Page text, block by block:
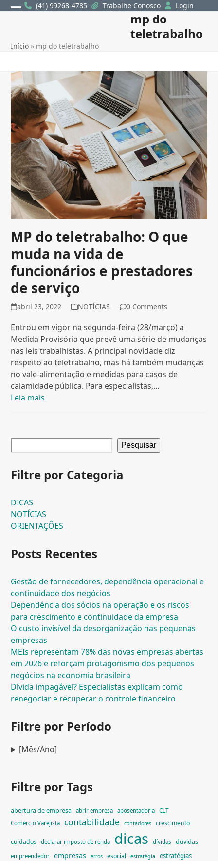
Skip
(41) 99268-4785 Trabalhe Conosco Login
menu
menu
mp do
teletrabalho
Início » mp do teletrabalho
MP do teletrabalho: O que
muda na vida de
funcionários e prestadores
de serviço
abril 23, 2022 NOTÍCIAS 0 Comments
Entrou em vigor na segunda-feira (28/março) a
Medida Provisória que prevê uma série de mudanças
nas leis trabalhistas. A principal novidade diz
respeito ao teletrabalho, mas há também mudanças
no vale-alimentação e medidas para casos de
calamidade pública. Para especialistas,…
Leia mais
Pesquisar
Filtre por Categoria
DICAS
NOTÍCIAS
ORIENTAÇÕES
Posts Recentes
Gestão de fornecedores, dependência operacional e
continuidade dos negócios
Dependência dos sócios na operação e os riscos
para crescimento e continuidade da empresa
O custo invisível da desorganização nas pequenas
empresas
MEIs representam 78% das novas empresas abertas
em 2026 e reforçam protagonismo dos pequenos
negócios na economia brasileira
Dívida impagável? Especialistas explicam como
renegociar e recuperar o controle financeiro
Filtre por Período
[Mês/Ano]
Filtre por Tags
abertura de empresa abrir empresa aposentadoria
CLT
Comércio Varejista
contabilidade contadores crescimento
cuidados declarar imposto de renda dicas dívidas dúvidas
empreendedor empresas erros esocial estratégia estratégias